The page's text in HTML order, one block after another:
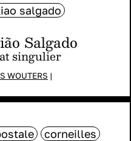
Salgado
singulier
WOUTERS |
salgado
corneilles